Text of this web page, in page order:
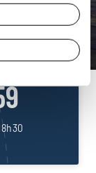
Pologne